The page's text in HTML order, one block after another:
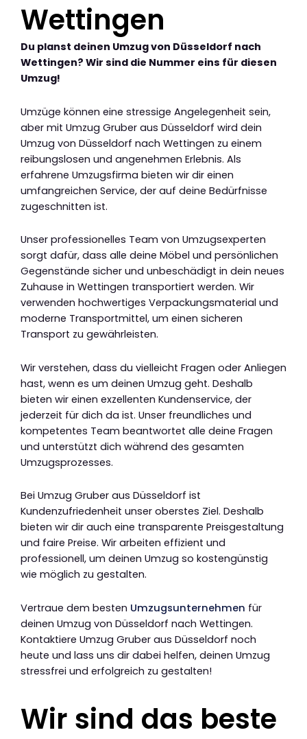
Wettingen
Du planst deinen Umzug von Düsseldorf nach
Wettingen? Wir sind die Nummer eins für diesen
Umzug!
Umzüge können eine stressige Angelegenheit sein,
aber mit Umzug Gruber aus Düsseldorf wird dein
Umzug von Düsseldorf nach Wettingen zu einem
reibungslosen und angenehmen Erlebnis. Als
erfahrene Umzugsfirma bieten wir dir einen
umfangreichen Service, der auf deine Bedürfnisse
zugeschnitten ist.
Unser professionelles Team von Umzugsexperten
sorgt dafür, dass alle deine Möbel und persönlichen
Gegenstände sicher und unbeschädigt in dein neues
Zuhause in Wettingen transportiert werden. Wir
verwenden hochwertiges Verpackungsmaterial und
moderne Transportmittel, um einen sicheren
Transport zu gewährleisten.
Wir verstehen, dass du vielleicht Fragen oder Anliegen
hast, wenn es um deinen Umzug geht. Deshalb
bieten wir einen exzellenten Kundenservice, der
jederzeit für dich da ist. Unser freundliches und
kompetentes Team beantwortet alle deine Fragen
und unterstützt dich während des gesamten
Umzugsprozesses.
Bei Umzug Gruber aus Düsseldorf ist
Kundenzufriedenheit unser oberstes Ziel. Deshalb
bieten wir dir auch eine transparente Preisgestaltung
und faire Preise. Wir arbeiten effizient und
professionell, um deinen Umzug so kostengünstig
wie möglich zu gestalten.
Vertraue dem besten Umzugsunternehmen für
deinen Umzug von Düsseldorf nach Wettingen.
Kontaktiere Umzug Gruber aus Düsseldorf noch
heute und lass uns dir dabei helfen, deinen Umzug
stressfrei und erfolgreich zu gestalten!
Wir sind das beste